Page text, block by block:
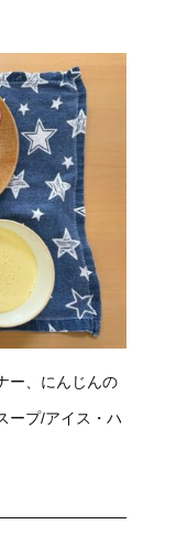
ー、にんじんの
ープ/アイス・ハ